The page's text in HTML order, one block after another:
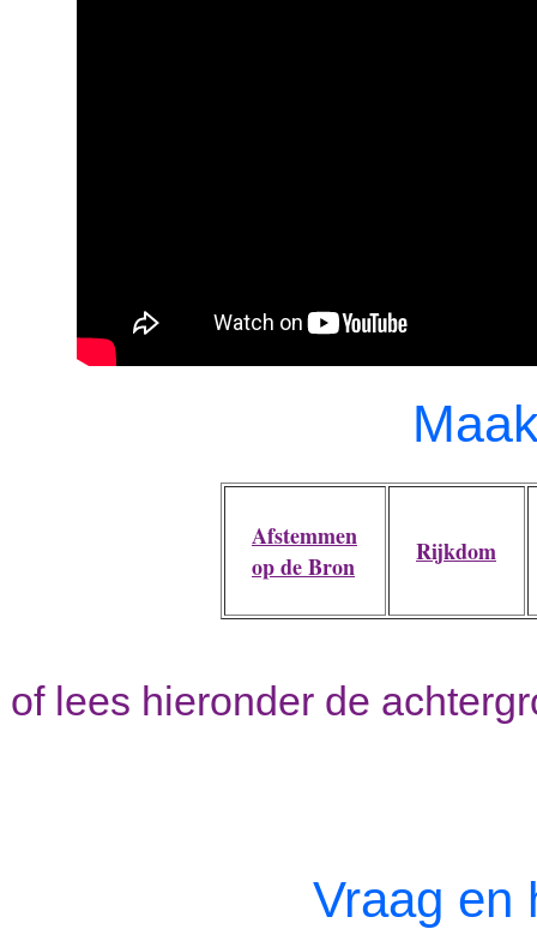
Afstemmen
op de Bron
Rijkdom
of lees hieronder de
Vraag en